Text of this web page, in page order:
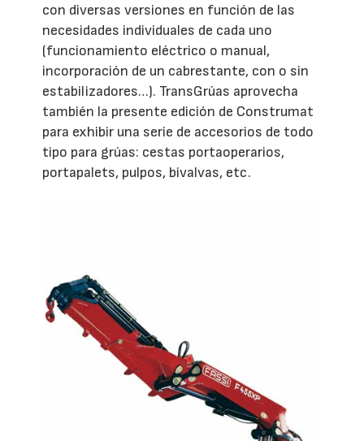
con diversas versiones en función de las
necesidades individuales de cada uno
(funcionamiento eléctrico o manual,
incorporación de un cabrestante, con o sin
estabilizadores…). TransGrúas aprovecha
también la presente edición de Construmat
para exhibir una serie de accesorios de todo
tipo para grúas: cestas portaoperarios,
portapalets, pulpos, bivalvas, etc.